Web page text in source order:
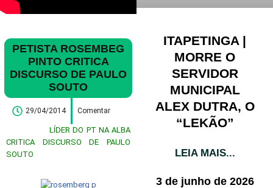
PETISTA ROSEMBEG
PINTO CRITICA
DISCURSO DE PAULO
SOUTO
29/04/2014 Comentar
LÍDER DO PT NA ALBA
CRITICA DISCURSO DE PAULO
SOUTO
ITAPETINGA |
MORRE O
SERVIDOR
MUNICIPAL
ALEX DUTRA, O
“LEKÃO”
LEIA MAIS...
3 de junho de 2026